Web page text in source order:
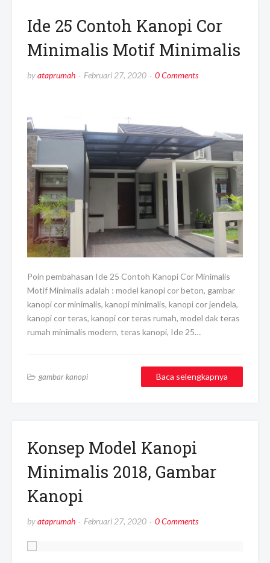
Ide 25 Contoh Kanopi Cor
Minimalis Motif Minimalis
byataprumah Februari 27, 2020 0 Comments
Poin pembahasan Ide 25 Contoh Kanopi Cor Minimalis
Motif Minimalis adalah : model kanopi cor beton, gambar
kanopi cor minimalis, kanopi minimalis, kanopi cor jendela,
kanopi cor teras, kanopi cor teras rumah, model dak teras
rumah minimalis modern, teras kanopi, Ide 25…
gambar kanopi Baca selengkapnya
Konsep Model Kanopi
Minimalis 2018, Gambar
Kanopi
byataprumah Februari 27, 2020 0 Comments